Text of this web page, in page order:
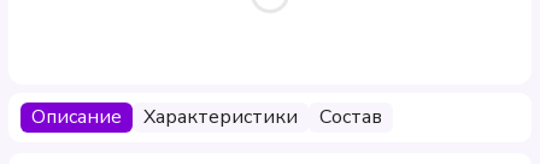
Описание Характеристики Состав